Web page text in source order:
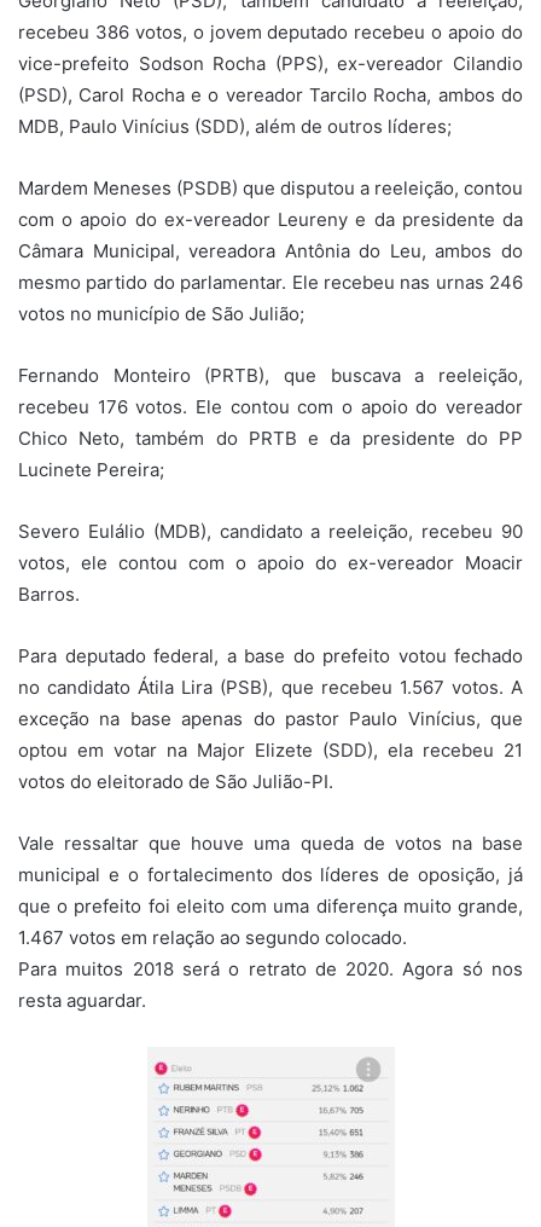
recebeu 386 votos, o jovem deputado recebeu o apoio do
vice-prefeito Sodson Rocha (PPS), ex-vereador Cilandio
(PSD), Carol Rocha e o vereador Tarcilo Rocha, ambos do
MDB, Paulo Vinícius (SDD), além de outros líderes;
Mardem Meneses (PSDB) que disputou a reeleição, contou
com o apoio do ex-vereador Leureny e da presidente da
Câmara Municipal, vereadora Antônia do Leu, ambos do
mesmo partido do parlamentar. Ele recebeu nas urnas 246
votos no município de São Julião;
Fernando Monteiro (PRTB), que buscava a reeleição,
recebeu 176 votos. Ele contou com o apoio do vereador
Chico Neto, também do PRTB e da presidente do PP
Lucinete Pereira;
Severo Eulálio (MDB), candidato a reeleição, recebeu 90
votos, ele contou com o apoio do ex-vereador Moacir
Barros.
Para deputado federal, a base do prefeito votou fechado
no candidato Átila Lira (PSB), que recebeu 1.567 votos. A
exceção na base apenas do pastor Paulo Vinícius, que
optou em votar na Major Elizete (SDD), ela recebeu 21
votos do eleitorado de São Julião-PI.
Vale ressaltar que houve uma queda de votos na base
municipal e o fortalecimento dos líderes de oposição, já
que o prefeito foi eleito com uma diferença muito grande,
1.467 votos em relação ao segundo colocado.
Para muitos 2018 será o retrato de 2020. Agora só nos
resta aguardar.